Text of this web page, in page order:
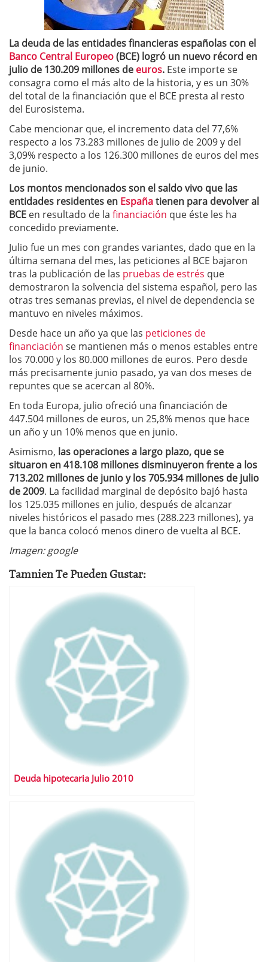
La deuda de las entidades financieras españolas con el
Banco Central Europeo(BCE) logró un nuevo récord en
julio de 130.209 millones de euros. Este importe se
consagra como el más alto de la historia, y es un 30%
del total de la financiación que el BCE presta al resto
del Eurosistema.
Cabe mencionar que, el incremento data del 77,6%
respecto a los 73.283 millones de julio de 2009 y del
3,09% respecto a los 126.300 millones de euros del mes
de junio.
Los montos mencionados son el saldo vivo que las
entidades residentes en Españatienen para devolver al
BCE en resultado de la financiación que éste les ha
concedido previamente.
Julio fue un mes con grandes variantes, dado que en la
última semana del mes, las peticiones al BCE bajaron
tras la publicación de las pruebas de estrés que
demostraron la solvencia del sistema español, pero las
otras tres semanas previas, el nivel de dependencia se
mantuvo en niveles máximos.
Desde hace un año ya que las peticiones de
financiación se mantienen más o menos estables entre
los 70.000 y los 80.000 millones de euros. Pero desde
más precisamente junio pasado, ya van dos meses de
repuntes que se acercan al 80%.
En toda Europa, julio ofreció una financiación de
447.504 millones de euros, un 25,8% menos que hace
un año y un 10% menos que en junio.
Asimismo, las operaciones a largo plazo, que se
situaron en 418.108 millones disminuyeron frente a los
713.202 millones de junio y los 705.934 millones de julio
de 2009. La facilidad marginal de depósito bajó hasta
los 125.035 millones en julio, después de alcanzar
niveles históricos el pasado mes (288.223 millones), ya
que la banca colocó menos dinero de vuelta al BCE.
Imagen: google
Tamnien Te Pueden Gustar:
Deuda hipotecaria Julio 2010